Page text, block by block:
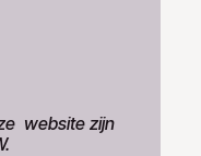
​website zijn